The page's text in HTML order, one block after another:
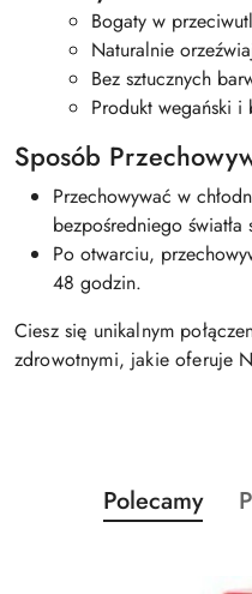
Bogaty w
Naturalnie
Bez sztucznych
Produkt wegański i
Sposób
Przechowywać w
bezpośredniego światła
Po otwarciu,
48 godzin.
Ciesz się unikalnym
zdrowotnymi, jakie oferuje
Pomiń karuzelę
Produkty
o
Polecamy